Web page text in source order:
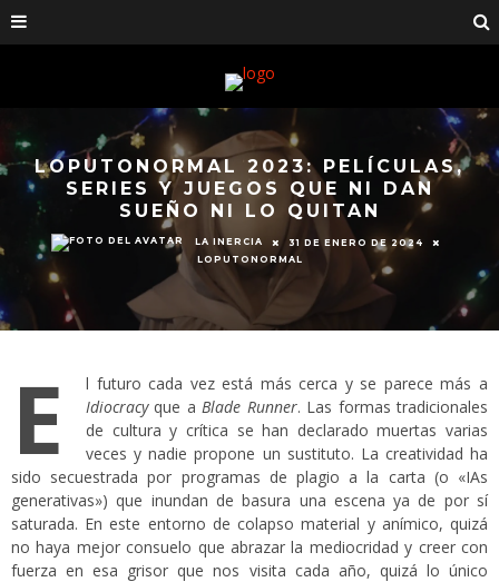
LOPUTONORMAL 2023: PELÍCULAS,
SERIES Y JUEGOS QUE NI DAN
SUEÑO NI LO QUITAN
LA INERCIA
31 DE ENERO DE 2024
LOPUTONORMAL
E
l futuro cada vez está más cerca y se parece más a
Idiocracyque aBlade Runner. Las formas tradicionales
de cultura y crítica se han declarado muertas varias
veces y nadie propone un sustituto. La creatividad ha
sido secuestrada por programas de plagio a la carta (o «IAs
generativas») que inundan de basura una escena ya de por sí
saturada. En este entorno de colapso material y anímico, quizá
no haya mejor consuelo que abrazar la mediocridad y creer con
fuerza en esa grisor que nos visita cada año, quizá lo único